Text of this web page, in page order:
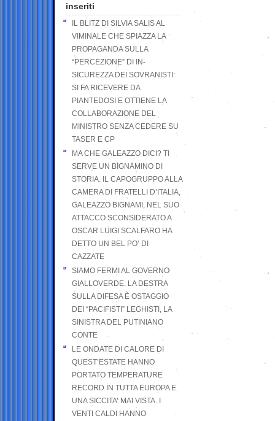
inseriti
IL BLITZ DI SILVIA SALIS AL
VIMINALE CHE SPIAZZA LA
PROPAGANDA SULLA
“PERCEZIONE” DI IN-
SICUREZZA DEI SOVRANISTI:
SI FA RICEVERE DA
PIANTEDOSI E OTTIENE LA
COLLABORAZIONE DEL
MINISTRO SENZA CEDERE SU
TASER E CP
MA CHE GALEAZZO DICI? TI
SERVE UN BIGNAMINO DI
STORIA. IL CAPOGRUPPO ALLA
CAMERA DI FRATELLI D’ITALIA,
GALEAZZO BIGNAMI, NEL SUO
ATTACCO SCONSIDERATO A
OSCAR LUIGI SCALFARO HA
DETTO UN BEL PO’ DI
CAZZATE
SIAMO FERMI AL GOVERNO
GIALLOVERDE: LA DESTRA
SULLA DIFESA È OSTAGGIO
DEI “PACIFISTI” LEGHISTI, LA
SINISTRA DEL PUTINIANO
CONTE
LE ONDATE DI CALORE DI
QUEST’ESTATE HANNO
PORTATO TEMPERATURE
RECORD IN TUTTA EUROPA E
UNA SICCITA’ MAI VISTA. I
VENTI CALDI HANNO